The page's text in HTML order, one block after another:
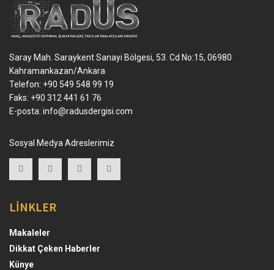
Saray Mah. Saraykent Sanayi Bölgesi, 53. Cd No:15, 06980
Kahramankazan/Ankara
Telefon: +90 549 548 99 19
Faks: +90 312 441 61 76
E-posta: info@radusdergisi.com
Sosyal Medya Adreslerimiz
LİNKLER
Makaleler
Dikkat Çeken Haberler
Künye